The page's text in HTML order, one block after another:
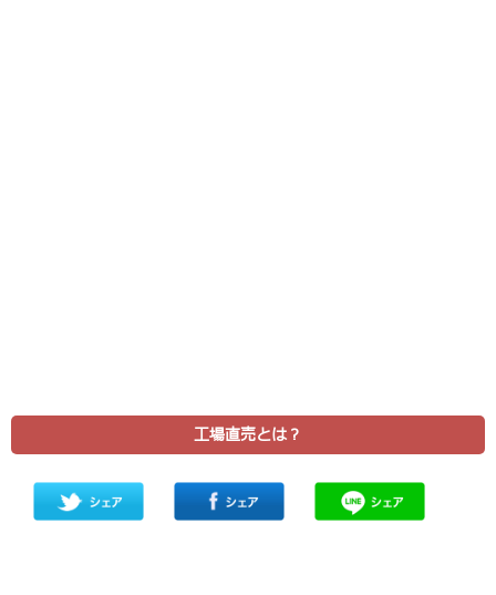
工場直売とは？